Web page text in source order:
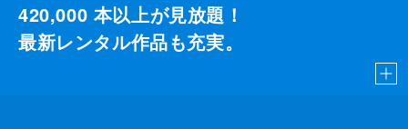
420,000 本以上が見放題！
最新レンタル作品も充実。